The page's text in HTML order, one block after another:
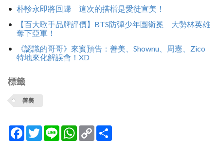
朴軫永即將回歸 這次的搭檔是愛徒宣美！
【百大歌手品牌評價】BTS防彈少年團衛冕 大勢林英雄
奪下亞軍！
《認識的哥哥》來賓預告：善美、Shownu、周憲、Zico
特地來化解誤會！XD
標籤
善美
Facebook
TwitterLine WhatsApp
Copy
Link